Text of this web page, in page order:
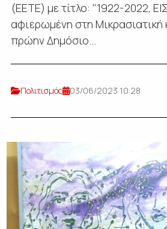
(ΕΕΤΕ) με τίτλο: "1922-2022,
αφιερωμένη στη
πρώην Δημόσιο...
Πολιτισμός 03/06/2023 10:28